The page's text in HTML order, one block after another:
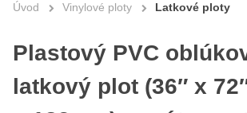
Úvod Vinylové ploty Latkové ploty
Plastový PVC
latkový plot (36″ x